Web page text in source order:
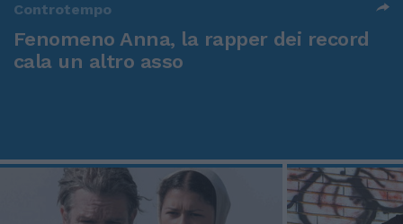
Controtempo
Fenomeno Anna, la rapper dei record
cala un altro asso